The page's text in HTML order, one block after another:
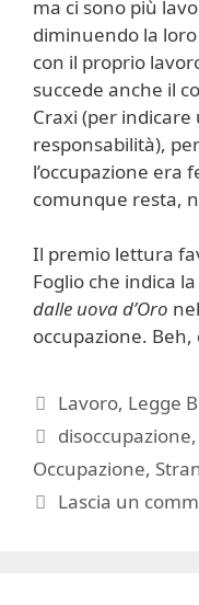
ma ci sono più
diminuendo la
con il proprio
succede anche il
Craxi (per
responsabilità),
l’occupazione era
comunque resta,
Il premio lettura
Foglio che indica
dalle uova d’Oro
occupazione. Beh,
Categorie
Lavoro, Legge
Tag
disoccupazione
Occupazione,
Lascia un